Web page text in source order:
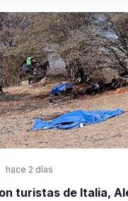
hace 2 días
turistas de Italia,